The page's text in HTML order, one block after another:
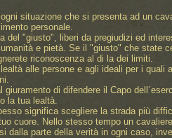
situazione che si presenta ad un
personale.
del "giusto", liberi da pregiudizi ed
e pietà. Se il "giusto" che state
riconoscenza al di la dei limiti.
alle persone e agli ideali per i
di difendere il Capo
la tua lealtà.
significa scegliere la strada più
cuore. Nello stesso tempo un
dalla parte della verità in ogni caso,